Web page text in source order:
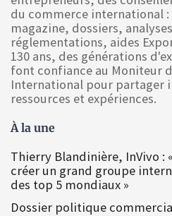
du commerce international
magazine, dossiers,
réglementations, aides
130 ans, des générations
font confiance au Moniteur
International pour partager
ressources et expériences.
À la une
Thierry Blandinière, InVivo :
créer un grand groupe
des top 5 mondiaux »
Dossier politique